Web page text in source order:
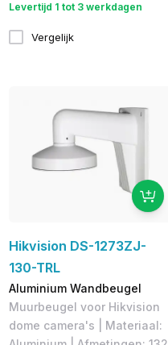
Levertijd 1 tot 3 werkdagen
Vergelijk
Hikvision DS-1273ZJ-
130-TRL
Aluminium Wandbeugel
Muurbeugel voor Hikvision
dome camera's | Materiaal: